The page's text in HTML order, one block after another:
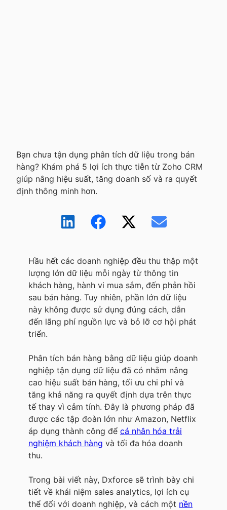
Bạn chưa tận dụng phân tích dữ liệu trong bán
hàng? Khám phá 5 lợi ích thực tiễn từ Zoho CRM
giúp nâng hiệu suất, tăng doanh số và ra quyết
định thông minh hơn.
Hầu hết các doanh nghiệp đều thu thập một
lượng lớn dữ liệu mỗi ngày từ thông tin
khách hàng, hành vi mua sắm, đến phản hồi
sau bán hàng. Tuy nhiên, phần lớn dữ liệu
này không được sử dụng đúng cách, dẫn
đến lãng phí nguồn lực và bỏ lỡ cơ hội phát
triển.
Phân tích bán hàng bằng dữ liệu giúp doanh
nghiệp tận dụng dữ liệu đã có nhằm nâng
cao hiệu suất bán hàng, tối ưu chi phí và
tăng khả năng ra quyết định dựa trên thực
tế thay vì cảm tính. Đây là phương pháp đã
được các tập đoàn lớn như Amazon, Netflix
áp dụng thành công để cá nhân hóa trải
nghiệm khách hàng và tối đa hóa doanh
thu.
Trong bài viết này, Dxforce sẽ trình bày chi
tiết về khái niệm sales analytics, lợi ích cụ
thể đối với doanh nghiệp, và cách một nền